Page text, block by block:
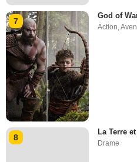
7
God of
Action,
8
La Terre
Drame